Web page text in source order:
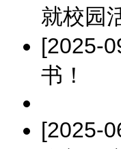
就校园
[2025-
书！
[2025-